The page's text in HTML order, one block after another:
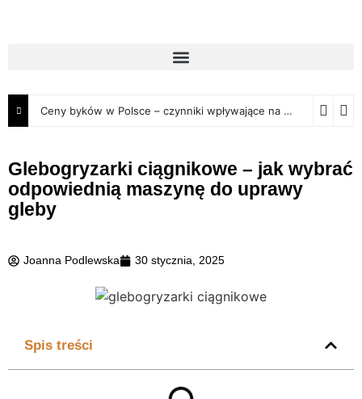
Ceny byków w Polsce – czynniki wpływające na wartość rynkową
Glebogryzarki ciągnikowe – jak wybrać
odpowiednią maszynę do uprawy
gleby
Joanna Podlewska 30 stycznia, 2025
Spis treści